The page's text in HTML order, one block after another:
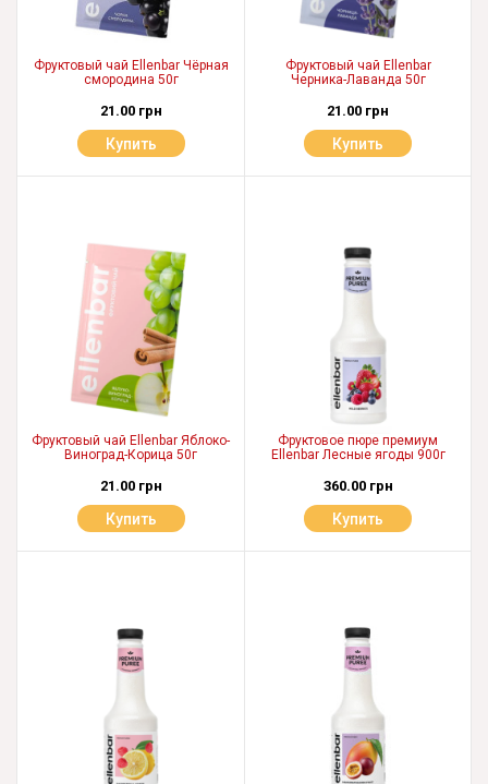
Фруктовый чай Ellenbar Чёрная
смородина 50г
21.00 грн
Купить
Фруктовый чай Ellenbar
Черника-Лаванда 50г
21.00 грн
Купить
Фруктовый чай Ellenbar Яблоко-
Виноград-Корица 50г
21.00 грн
Купить
Фруктовое пюре премиум
Ellenbar Лесные ягоды 900г
360.00 грн
Купить